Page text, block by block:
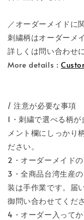
／オーダーメイドに
刺繍柄はオーダーメ
詳しくは問い合わせに
More details :
/ 注意が必要な事項
1・刺繍で選べる柄
メント欄にしっかり
ださい。
2・オーダーメイド
3・全商品台湾生産
装は手作業です。届
御問い合わせてくださ
4・オーダー入って